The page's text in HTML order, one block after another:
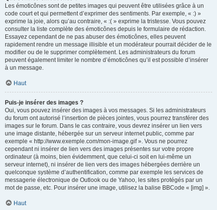
Les émoticônes sont de petites images qui peuvent être utilisées grâce à un
code court et qui permettent d’exprimer des sentiments. Par exemple, « :) »
exprime la joie, alors qu’au contraire, « :( » exprime la tristesse. Vous pouvez
consulter la liste complète des émoticônes depuis le formulaire de rédaction.
Essayez cependant de ne pas abuser des émoticônes, elles peuvent
rapidement rendre un message illisible et un modérateur pourrait décider de le
modifier ou de le supprimer complètement. Les administrateurs du forum
peuvent également limiter le nombre d’émoticônes qu’il est possible d’insérer
à un message.
Haut
Puis-je insérer des images ?
Oui, vous pouvez insérer des images à vos messages. Si les administrateurs
du forum ont autorisé l’insertion de pièces jointes, vous pourrez transférer des
images sur le forum. Dans le cas contraire, vous devrez insérer un lien vers
une image distante, hébergée sur un serveur internet public, comme par
exemple « http://www.exemple.com/mon-image.gif ». Vous ne pourrez
cependant ni insérer de lien vers des images présentes sur votre propre
ordinateur (à moins, bien évidemment, que celui-ci soit en lui-même un
serveur internet), ni insérer de lien vers des images hébergées derrière un
quelconque système d’authentification, comme par exemple les services de
messagerie électronique de Outlook ou de Yahoo, les sites protégés par un
mot de passe, etc. Pour insérer une image, utilisez la balise BBCode « [img] ».
Haut